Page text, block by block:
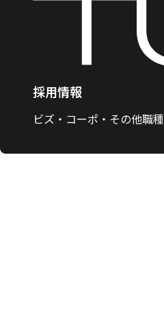
採用情報
ビズ・コーポ・その他職種